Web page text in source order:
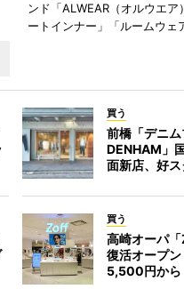
ンド「ALWEAR（オルウエア
ートインナー」「ルームウェ
買う
前橋「デニ
DENHAM」
面新店、好ス
買う
高崎オーパ
復活オープ
5,500円から